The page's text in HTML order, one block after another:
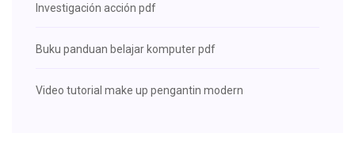
Investigación acción pdf
Buku panduan belajar komputer pdf
Video tutorial make up pengantin modern